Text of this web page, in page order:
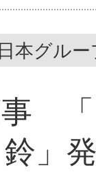
本グル
事
」